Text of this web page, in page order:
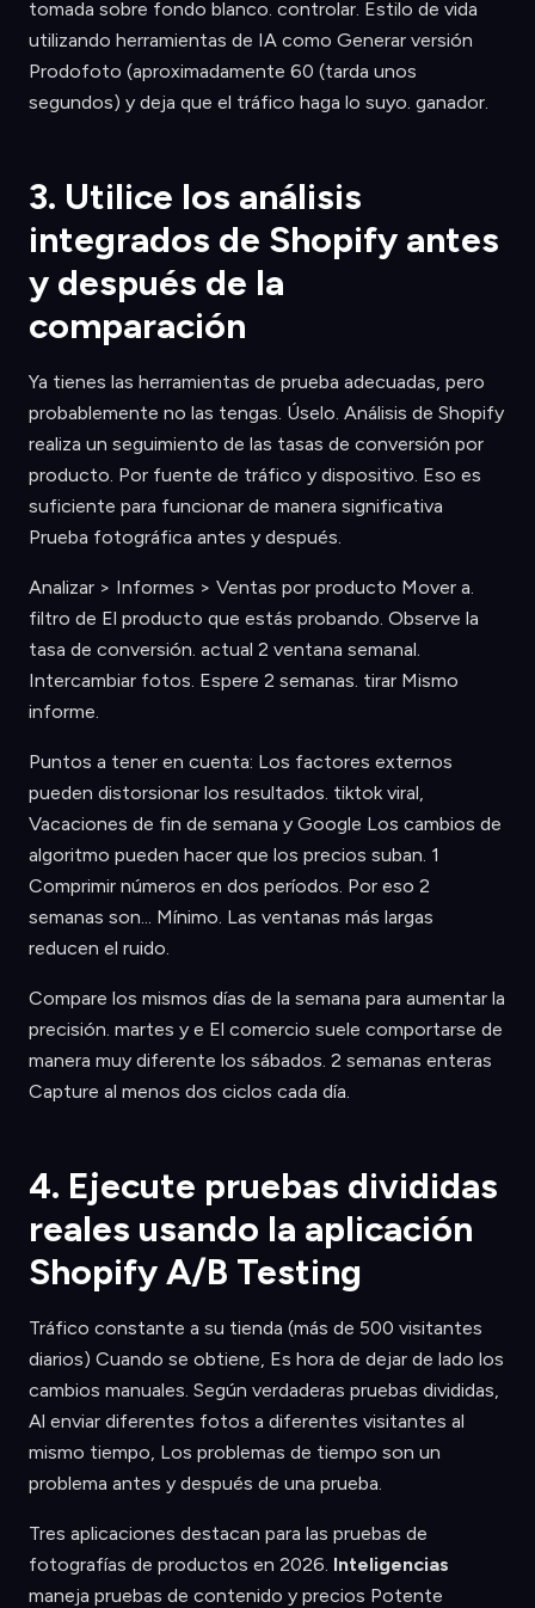
tomada sobre fondo blanco. controlar. Estilo de vida
utilizando herramientas de IA como Generar versión
Prodofoto (aproximadamente 60 (tarda unos
segundos) y deja que el tráfico haga lo suyo. ganador.
3. Utilice los análisis
integrados de Shopify antes
y después de la
comparación
Ya tienes las herramientas de prueba adecuadas, pero
probablemente no las tengas. Úselo. Análisis de Shopify
realiza un seguimiento de las tasas de conversión por
producto. Por fuente de tráfico y dispositivo. Eso es
suficiente para funcionar de manera significativa
Prueba fotográfica antes y después.
Analizar > Informes > Ventas por producto Mover a.
filtro de El producto que estás probando. Observe la
tasa de conversión. actual 2 ventana semanal.
Intercambiar fotos. Espere 2 semanas. tirar Mismo
informe.
Puntos a tener en cuenta: Los factores externos
pueden distorsionar los resultados. tiktok viral,
Vacaciones de fin de semana y Google Los cambios de
algoritmo pueden hacer que los precios suban. 1
Comprimir números en dos períodos. Por eso 2
semanas son... Mínimo. Las ventanas más largas
reducen el ruido.
Compare los mismos días de la semana para aumentar la
precisión. martes y e El comercio suele comportarse de
manera muy diferente los sábados. 2 semanas enteras
Capture al menos dos ciclos cada día.
4. Ejecute pruebas divididas
reales usando la aplicación
Shopify A/B Testing
Tráfico constante a su tienda (más de 500 visitantes
diarios) Cuando se obtiene, Es hora de dejar de lado los
cambios manuales. Según verdaderas pruebas divididas,
Al enviar diferentes fotos a diferentes visitantes al
mismo tiempo, Los problemas de tiempo son un
problema antes y después de una prueba.
Tres aplicaciones destacan para las pruebas de
fotografías de productos en 2026. Inteligencias
maneja pruebas de contenido y precios Potente